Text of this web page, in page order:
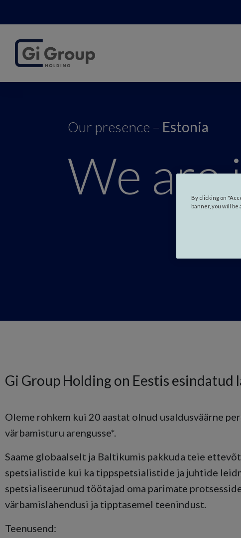
Our presence – Estonia
We are
Gi Group Holding on Eestis esindatud
Oleme rohkem kui 20 aastat olnud usaldusväärne
värbamisturu arengusse*.
Saame globaalselt ja Baltikumis pakkuda teie
spetsialistide kui ka tippspetsialistide ja juhtide
spetsialiseerunud töötajad oma parimate
värbamislahendusi ja tipptasemel teenindust.
Teenusend:
By clicking on
banner, you will